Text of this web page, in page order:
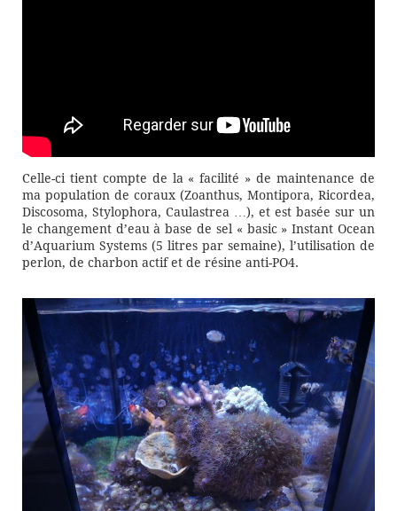
Celle-ci tient compte de la « facilité » de maintenance de
ma population de coraux (Zoanthus, Montipora, Ricordea,
Discosoma, Stylophora, Caulastrea …), et est basée sur un
le changement d’eau à base de sel « basic » Instant Ocean
d’Aquarium Systems (5 litres par semaine), l’utilisation de
perlon, de charbon actif et de résine anti-PO4.